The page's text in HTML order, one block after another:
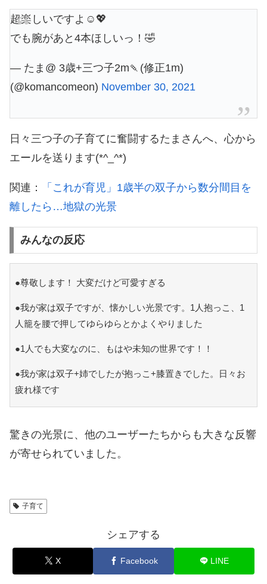
超楽しいですよ☺️💖
でも腕があと4本ほしいっ！🤣
— たま@ 3歳+三つ子2m🍡(修正1m)
(@komancomeon) November 30, 2021
日々三つ子の子育てに奮闘するたまさんへ、心から
エールを送ります(*^_^*)
関連：
「これが育児」1歳半の双子から数分間目を
離したら…地獄の光景
みんなの反応
●尊敬します！ 大変だけど可愛すぎる
●我が家は双子ですが、懐かしい光景です。1人抱っこ、1
人籠を腰で押してゆらゆらとかよくやりました
●1人でも大変なのに、もはや未知の世界です！！
●我が家は双子+姉でしたが抱っこ+膝置きでした。日々お
疲れ様です
驚きの光景に、他のユーザーたちからも大きな反響
が寄せられていました。
子育て
シェアする
X Facebook LINE